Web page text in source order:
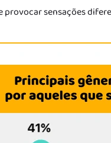
provocar sensações